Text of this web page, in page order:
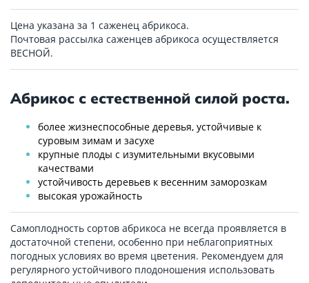
Цена указана за 1 саженец абрикоса.
Почтовая рассылка саженцев абрикоса осуществляется
ВЕСНОЙ.
Абрикос с естественной силой роста.
более жизнеспособные деревья, устойчивые к
суровым зимам и засухе
крупные плоды с изумительными вкусовыми
качествами
устойчивость деревьев к весенним заморозкам
высокая урожайность
Самоплодность сортов абрикоса не всегда проявляется в
достаточной степени, особенно при неблагоприятных
погодных условиях во время цветения. Рекомендуем для
регулярного устойчивого плодоношения использовать